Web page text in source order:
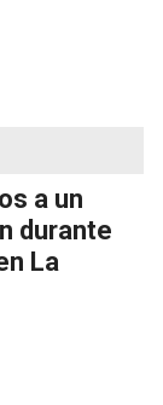
a un
durante
La